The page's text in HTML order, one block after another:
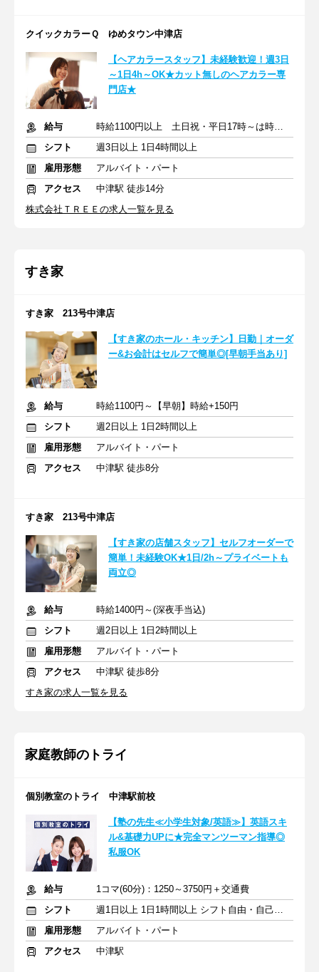
クイックカラーＱ ゆめタウン中津店
【ヘアカラースタッフ】未経験歓迎！週3日
～1日4h～OK★カット無しのヘアカラー専
門店★
給与
時給1100円以上 土日祝・平日17時～は時給「＋100円」
シフト
週3日以上 1日4時間以上
雇用形態
アルバイト・パート
アクセス
中津駅 徒歩14分
株式会社ＴＲＥＥの求人一覧を見る
すき家
すき家 213号中津店
【すき家のホール・キッチン】日勤｜オーダ
ー&お会計はセルフで簡単◎[早朝手当あり]
給与
時給1100円～【早朝】時給+150円
シフト
週2日以上 1日2時間以上
雇用形態
アルバイト・パート
アクセス
中津駅 徒歩8分
すき家 213号中津店
【すき家の店舗スタッフ】セルフオーダーで
簡単！未経験OK★1日/2h～プライベートも
両立◎
給与
時給1400円～(深夜手当込)
シフト
週2日以上 1日2時間以上
雇用形態
アルバイト・パート
アクセス
中津駅 徒歩8分
すき家の求人一覧を見る
家庭教師のトライ
個別教室のトライ 中津駅前校
【塾の先生≪小学生対象/英語≫】英語スキ
ル&基礎力UPに★完全マンツーマン指導◎
私服OK
給与
1コマ(60分)：1250～3750円＋交通費
シフト
週1日以上 1日1時間以上 シフト自由・自己申告
雇用形態
アルバイト・パート
アクセス
中津駅